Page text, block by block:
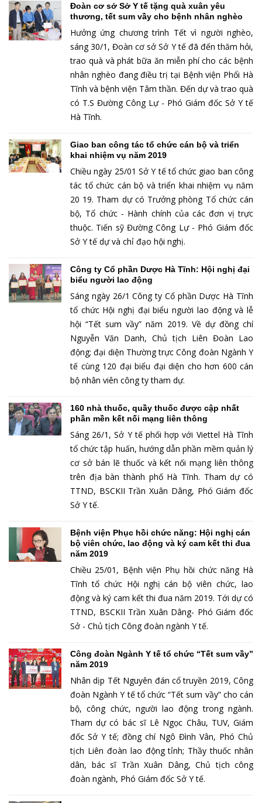
Đoàn cơ sở Sở Y tế tặng quà xuân yêu
thương, tết sum vầy cho bệnh nhân nghèo
Hưởng ứng chương trình Tết vì người nghèo,
sáng 30/1, Đoàn cơ sở Sở Y tế đã đến thăm hỏi,
trao quà và phát bữa ăn miễn phí cho các bệnh
nhân nghèo đang điều trị tại Bệnh viện Phổi Hà
Tĩnh và bệnh viện Tâm thần. Đến dự và trao quà
có T.S Đường Công Lự - Phó Giám đốc Sở Y tế
Hà Tĩnh.
Giao ban công tác tổ chức cán bộ và triển
khai nhiệm vụ năm 2019
Chiều ngày 25/01 Sở Y tế tổ chức giao ban công
tác tổ chức cán bộ và triển khai nhiệm vụ năm
20 19. Tham dự có Trưởng phòng Tổ chức cán
bộ, Tổ chức - Hành chính của các đơn vị trực
thuộc. Tiến sỹ Đường Công Lự - Phó Giám đốc
Sở Y tế dự và chỉ đạo hội nghị.
Công ty Cổ phần Dược Hà Tĩnh: Hội nghị đại
biểu người lao động
Sáng ngày 26/1 Công ty Cổ phần Dược Hà Tĩnh
tổ chức Hội nghị đại biểu người lao động và lễ
hội “Tết sum vầy” năm 2019. Về dự đồng chí
Nguyễn Văn Danh, Chủ tịch Liên Đoàn Lao
động; đại diện Thường trực Công đoàn Ngành Y
tế cùng 120 đại biểu đại diện cho hơn 600 cán
bộ nhân viên công ty tham dự.
160 nhà thuốc, quầy thuốc được cập nhất
phần mền kết nối mạng liên thông
Sáng 26/1, Sở Y tế phối hợp với Viettel Hà Tĩnh
tổ chức tập huấn, hướng dẫn phần mềm quản lý
cơ sở bán lẽ thuốc và kết nối mạng liên thông
trên địa bàn thành phố Hà Tĩnh. Tham dự có
TTND, BSCKII Trần Xuân Dâng, Phó Giám đốc
Sở Y tế.
Bệnh viện Phục hồi chức năng: Hội nghị cán
bộ viên chức, lao động và ký cam kết thi đua
năm 2019
Chiều 25/01, Bệnh viện Phụ hồi chức năng Hà
Tĩnh tổ chức Hội nghị cán bộ viên chức, lao
động và ký cam kết thi đua năm 2019. Tới dự có
TTND, BSCKII Trần Xuân Dâng- Phó Giám đốc
Sở - Chủ tịch Công đoàn ngành Y tế.
Công đoàn Ngành Y tế tổ chức “Tết sum vầy”
năm 2019
Nhân dịp Tết Nguyên đán cổ truyền 2019, Công
đoàn Ngành Y tế tổ chức “Tết sum vầy” cho cán
bộ, công chức, người lao động trong ngành.
Tham dự có bác sĩ Lê Ngọc Châu, TUV, Giám
đốc Sở Y tế; đồng chí Ngô Đình Vân, Phó Chủ
tịch Liên đoàn lao động tỉnh; Thầy thuốc nhân
dân, bác sĩ Trần Xuân Dâng, Chủ tịch công
đoàn ngành, Phó Giám đốc Sở Y tế.